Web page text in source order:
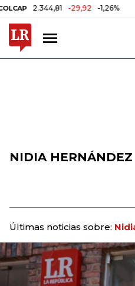
2.344,81 -29,92 -1,26%
NIDIA HERNÁNDEZ
Últimas noticias sobre: